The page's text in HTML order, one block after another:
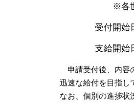
※各世帯に届
受付開始日：
支給開始日：
申請受付後、内容
迅速な給付を目指し
なお、個別の進捗状